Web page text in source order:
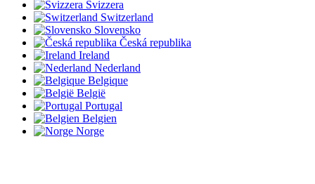
Svizzera
Switzerland
Slovensko
Česká republika
Ireland
Nederland
Belgique
België
Portugal
Belgien
Norge